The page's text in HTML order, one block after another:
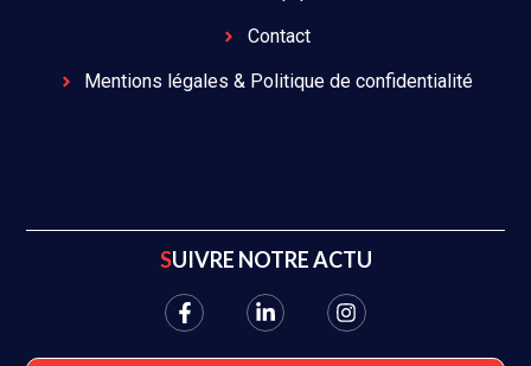
Contact
Mentions légales & Politique de confidentialité
SUIVRE NOTRE ACTU